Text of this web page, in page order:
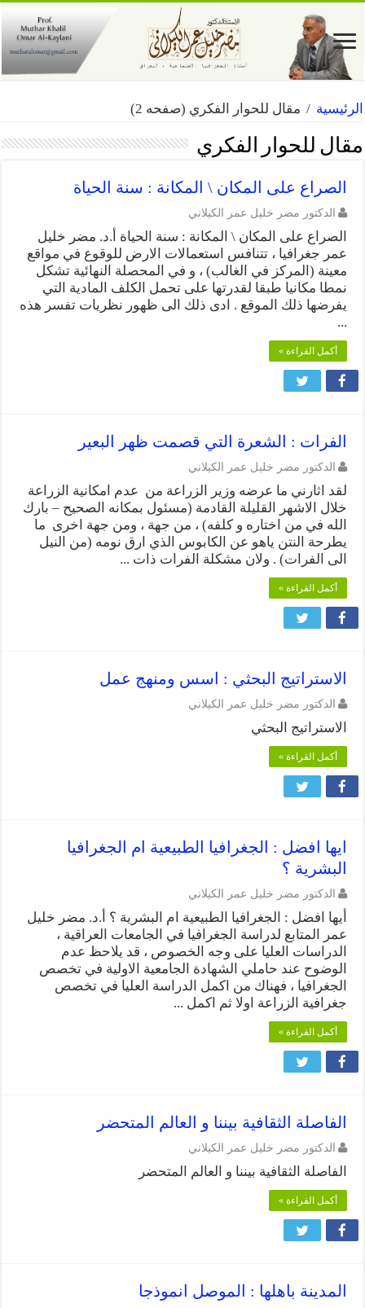
الرئيسية / مقال للحوار الفكري (صفحه 2)
مقال للحوار الفكري
الصراع على المكان \ المكانة : سنة الحياة
الدكتور مضر خليل عمر الكيلاني
الصراع على المكان \ المكانة : سنة الحياة أ.د. مضر خليل
عمر جغرافيا ، تتنافس استعمالات الارض للوقوع في مواقع
معينة (المركز في الغالب) ، و في المحصلة النهائية تشكل
نمطا مكانيا طبقا لقدرتها على تحمل الكلف المادية التي
يفرضها ذلك الموقع . ادى ذلك الى ظهور نظريات تفسر هذه
...
أكمل القراءة »
الفرات : الشعرة التي قصمت ظهر البعير
الدكتور مضر خليل عمر الكيلاني
لقد اثارني ما عرضه وزير الزراعة من عدم امكانية الزراعة
خلال الاشهر القليلة القادمة (مسئول بمكانه الصحيح – بارك
الله في من اختاره و كلفه) ، من جهة ، ومن جهة اخرى ما
يطرحة النتن ياهو عن الكابوس الذي ارق نومه (من النيل
الى الفرات) . ولان مشكلة الفرات ذات ...
أكمل القراءة »
الاستراتيج البحثي : اسس ومنهج عمل
الدكتور مضر خليل عمر الكيلاني
الاستراتيج البحثي
أكمل القراءة »
ايها افضل : الجغرافيا الطبيعية ام الجغرافيا
البشرية ؟
الدكتور مضر خليل عمر الكيلاني
أيها افضل : الجغرافيا الطبيعية ام البشرية ؟ أ.د. مضر خليل
عمر المتابع لدراسة الجغرافيا في الجامعات العراقية ،
الدراسات العليا على وجه الخصوص ، قد يلاحظ عدم
الوضوح عند حاملي الشهادة الجامعية الاولية في تخصص
الجغرافيا ، فهناك من اكمل الدراسة العليا في تخصص
جغرافية الزراعة اولا ثم اكمل ...
أكمل القراءة »
الفاصلة الثقافية بيننا و العالم المتحضر
الدكتور مضر خليل عمر الكيلاني
الفاصلة الثقافية بيننا و العالم المتحضر
أكمل القراءة »
المدينة باهلها : الموصل انموذجا